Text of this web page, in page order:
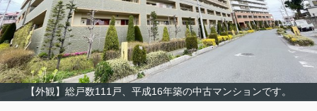
【外観】総戸数111戸、平成16年築の中古マンションです。